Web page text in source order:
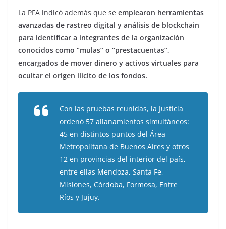
La PFA indicó además que se emplearon herramientas
avanzadas de rastreo digital y análisis de blockchain
para identificar a integrantes de la organización
conocidos como “mulas” o “prestacuentas”,
encargados de mover dinero y activos virtuales para
ocultar el origen ilícito de los fondos.
Con las pruebas reunidas, la Justicia
ordenó 57 allanamientos simultáneos:
45 en distintos puntos del Área
Metropolitana de Buenos Aires y otros
12 en provincias del interior del país,
entre ellas Mendoza, Santa Fe,
Misiones, Córdoba, Formosa, Entre
Ríos y Jujuy.